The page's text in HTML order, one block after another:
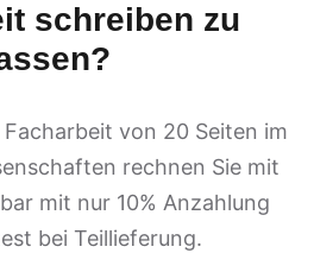
schreiben zu
von 20 Seiten im
rechnen Sie mit
mit nur 10% Anzahlung
bei Teillieferung.